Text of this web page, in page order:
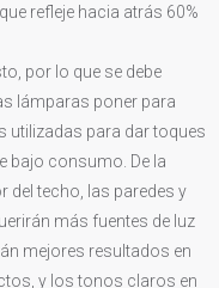
refleje hacia atrás 60%
por lo que se debe
lámparas poner para
utilizadas para dar toques
bajo consumo. De la
del techo, las paredes y
más fuentes de luz
mejores resultados en
y los tonos claros en